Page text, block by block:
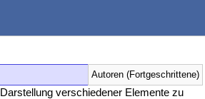
Autoren (Fortgeschrittene)
verschiedener Elemente zu